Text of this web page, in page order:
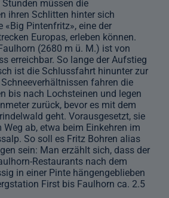
müssen die
ihren Schlitten hinter sich
«Big Pintenfritz», eine der
Europas, erleben können.
(2680 m ü. M.) ist von
erreichbar. So lange der Aufstieg
ist die Schlussfahrt hinunter zur
fahren die
bis nach Lochsteinen und legen
zurück, bevor es mit dem
geht. Vorausgesetzt, sie
ab, etwa beim Einkehren im
So soll es Fritz Bohren alias
sein: Man erzählt sich, dass der
Restaurants nach dem
in einer Pinte hängengeblieben
First bis Faulhorn ca. 2.5